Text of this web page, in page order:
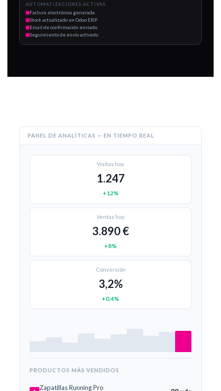
AUTOMATIZACIONES ACTIVAS
Factura electrónica generada
Stock actualizado en Odoo ERP
Email de confirmación enviado
Seguimiento de envío activado
PANEL DE ANALÍTICAS — EN TIEMPO REAL
Visitas hoy
1.247
+12%
Ventas hoy
3.890 €
+8%
Conversión
3,2%
+0,4%
PRODUCTOS MÁS VENDIDOS
Zapatillas Running Pro